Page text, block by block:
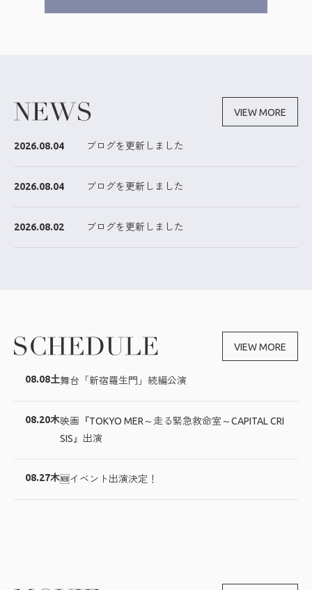
VIEW MORE
2026.08.04 ブログを更新しました
2026.08.04 ブログを更新しました
2026.08.02 ブログを更新しました
VIEW MORE
08.08土舞台「新宿羅生門」続編公演
08.20木映画『TOKYO MER～走る緊急救命室～CAPITAL CRI
SIS』出演
08.27木🆕イベント出演決定！